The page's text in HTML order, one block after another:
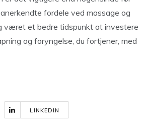
fordele ved massage og
været et bedre tidspunkt at investere
og foryngelse, du fortjener, med
LINKEDIN